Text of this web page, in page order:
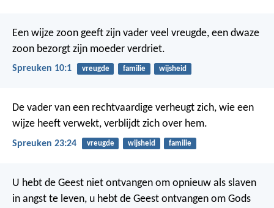
Een wijze zoon geeft zijn vader veel vreugde, een dwaze
zoon bezorgt zijn moeder verdriet.
Spreuken 10:1 vreugde familie wijsheid
De vader van een rechtvaardige verheugt zich, wie een
wijze heeft verwekt, verblijdt zich over hem.
Spreuken 23:24 vreugde wijsheid familie
U hebt de Geest niet ontvangen om opnieuw als slaven
in angst te leven, u hebt de Geest ontvangen om Gods